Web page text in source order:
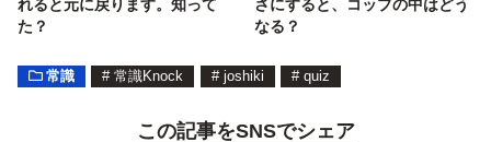
れると元に戻ります。知って
た？
さにすると、コップの中はどう
なる？
常識 # 常識Knock # joshiki # quiz
この記事をSNSでシェア